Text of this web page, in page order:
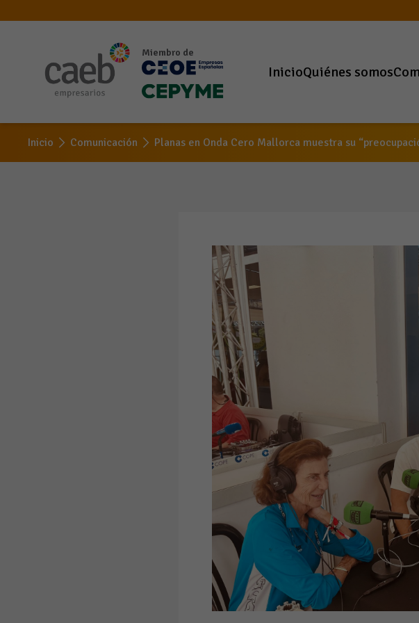
Miembro de
InicioQuiénes somos
Inicio Comunicación Planas en Onda Cero Mallorca muestra su